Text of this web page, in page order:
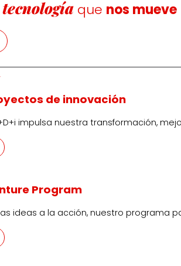
tecnología que nos mueve
de innovación
impulsa nuestra transformación,
Program
ideas a la acción, nuestro programa